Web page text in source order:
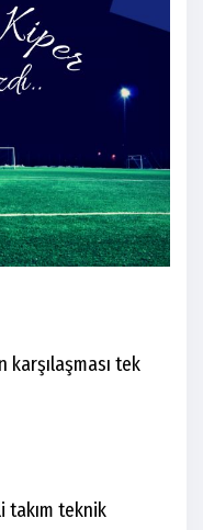
karşılaşması tek
takım teknik